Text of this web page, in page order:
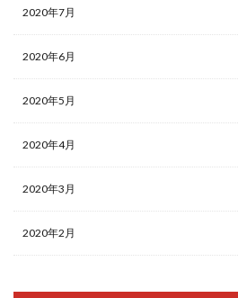
2020年7月
2020年6月
2020年5月
2020年4月
2020年3月
2020年2月